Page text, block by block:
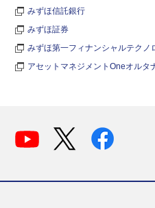
みずほ信託銀行
みずほ証券
みずほ第一フィナンシャルテクノ
アセットマネジメントOneオルタ